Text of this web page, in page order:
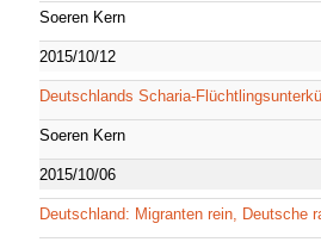
Soeren Kern
2015/10/12
Deutschlands Scharia-
Soeren Kern
2015/10/06
Deutschland: Migranten rein, Deutsche